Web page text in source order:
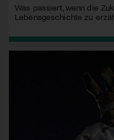
Was passiert, wenn die
Lebensgeschichte zu